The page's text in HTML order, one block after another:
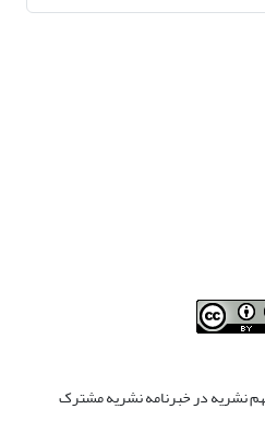
نشریه در خبرنامه نشریه مشترک